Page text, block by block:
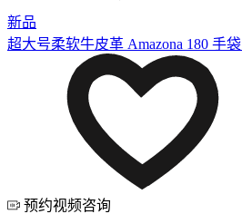
新品
超大号柔软牛皮革 Amazona 180 手袋
预约视频咨询